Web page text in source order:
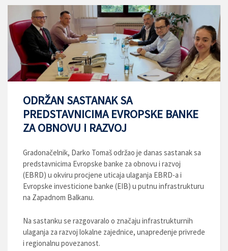
ODRŽAN SASTANAK SA
PREDSTAVNICIMA EVROPSKE BANKE
ZA OBNOVU I RAZVOJ
Gradonačelnik, Darko Tomaš održao je danas sastanak sa
predstavnicima Evropske banke za obnovu i razvoj
(EBRD) u okviru procjene uticaja ulaganja EBRD-a i
Evropske investicione banke (EIB) u putnu infrastrukturu
na Zapadnom Balkanu.
Na sastanku se razgovaralo o značaju infrastrukturnih
ulaganja za razvoj lokalne zajednice, unapređenje privrede
i regionalnu povezanost.